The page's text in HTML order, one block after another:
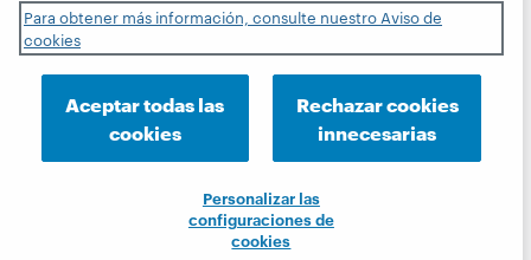
Para obtener más información, consulte nuestro Aviso de
cookies
Aceptar todas las
cookies
Rechazar cookies
innecesarias
Personalizar las
configuraciones de
cookies